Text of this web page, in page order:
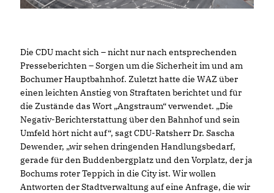
Die CDU macht sich – nicht nur nach entsprechenden
Presseberichten – Sorgen um die Sicherheit im und am
Bochumer Hauptbahnhof. Zuletzt hatte die WAZ über
einen leichten Anstieg von Straftaten berichtet und für
die Zustände das Wort „Angstraum“ verwendet. „Die
Negativ-Berichterstattung über den Bahnhof und sein
Umfeld hört nicht auf“, sagt CDU-Ratsherr Dr. Sascha
Dewender, „wir sehen dringenden Handlungsbedarf,
gerade für den Buddenbergplatz und den Vorplatz, der ja
Bochums roter Teppich in die City ist. Wir wollen
Antworten der Stadtverwaltung auf eine Anfrage, die wir